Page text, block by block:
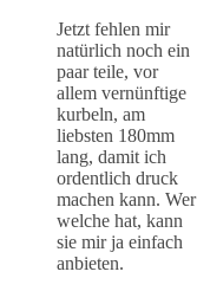
Jetzt fehlen mir
natürlich noch ein
paar teile, vor
allem vernünftige
kurbeln, am
liebsten 180mm
lang, damit ich
ordentlich druck
machen kann. Wer
welche hat, kann
sie mir ja einfach
anbieten.